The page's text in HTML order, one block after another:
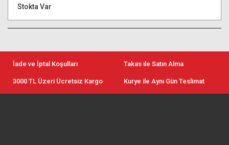
Stokta Var
İade ve İptal Koşulları Takas ile Satın Alma
3000 TL Üzeri Ücretsiz Kargo Kurye ile Aynı Gün Teslimat